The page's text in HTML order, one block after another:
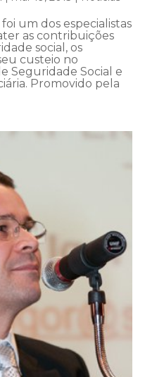
um dos especialistas
as contribuições
social, os
custeio no
Seguridade Social e
Promovido pela